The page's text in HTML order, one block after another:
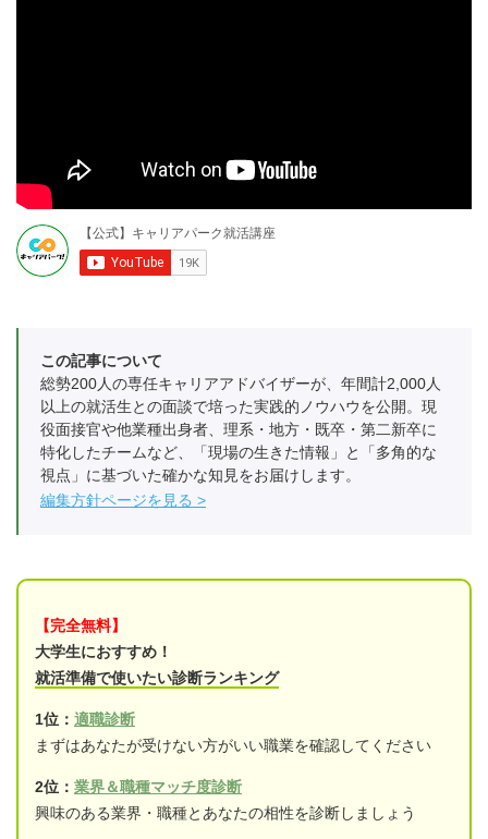
この記事について
総勢200人の専任キャリアアドバイザーが、年間計2,000人
以上の就活生との面談で培った実践的ノウハウを公開。現
役面接官や他業種出身者、理系・地方・既卒・第二新卒に
特化したチームなど、「現場の生きた情報」と「多角的な
視点」に基づいた確かな知見をお届けします。
編集方針ページを見る
【完全無料】
大学生におすすめ！
就活準備で使いたい診断ランキング
1位： 適職診断
まずはあなたが受けない方がいい職業を確認してください
2位： 業界＆職種マッチ度診断
興味のある業界・職種とあなたの相性を診断しましょう